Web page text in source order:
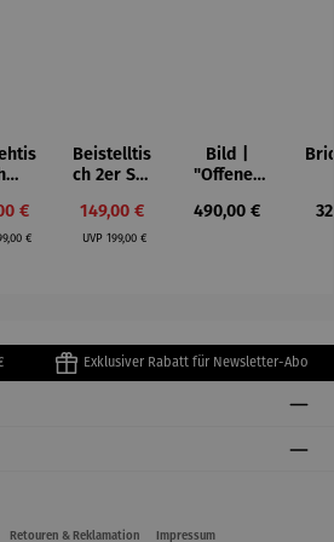
€
Preis:
€
Beistelltis
ch 2er Set
Verkaufspreis:
149,00 €
UVP Regulärer Preis:
199,00 €
Bild |
"Offenes
Collioure"
Regulärer Preis:
490,00 €
Exklusiver Rabatt für Newsletter-Abo
Retouren & Reklamation Impressum